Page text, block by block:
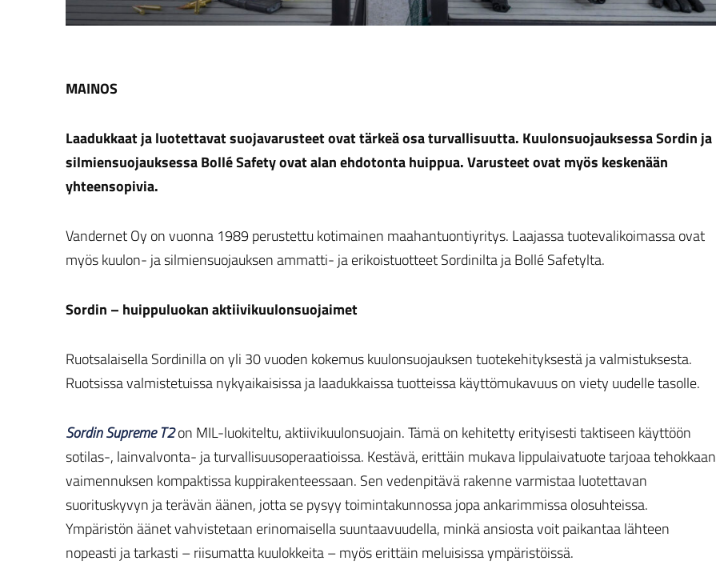
MAINOS
Laadukkaat ja luotettavat suojavarusteet ovat tärkeä osa turvallisuutta. Kuulonsuojauksessa Sordin ja
silmiensuojauksessa Bollé Safety ovat alan ehdotonta huippua. Varusteet ovat myös keskenään
yhteensopivia.
Vandernet Oy on vuonna 1989 perustettu kotimainen maahantuontiyritys. Laajassa tuotevalikoimassa ovat
myös kuulon- ja silmiensuojauksen ammatti- ja erikoistuotteet Sordinilta ja Bollé Safetylta.
Sordin – huippuluokan aktiivikuulonsuojaimet
Ruotsalaisella Sordinilla on yli 30 vuoden kokemus kuulonsuojauksen tuotekehityksestä ja valmistuksesta.
Ruotsissa valmistetuissa nykyaikaisissa ja laadukkaissa tuotteissa käyttömukavuus on viety uudelle tasolle.
Sordin Supreme T2on MIL-luokiteltu, aktiivikuulonsuojain. Tämä on kehitetty erityisesti taktiseen käyttöön
sotilas-, lainvalvonta- ja turvallisuusoperaatioissa. Kestävä, erittäin mukava lippulaivatuote tarjoaa tehokkaan
vaimennuksen kompaktissa kuppirakenteessaan. Sen vedenpitävä rakenne varmistaa luotettavan
suorituskyvyn ja terävän äänen, jotta se pysyy toimintakunnossa jopa ankarimmissa olosuhteissa.
Ympäristön äänet vahvistetaan erinomaisella suuntaavuudella, minkä ansiosta voit paikantaa lähteen
nopeasti ja tarkasti – riisumatta kuulokkeita – myös erittäin meluisissa ympäristöissä.